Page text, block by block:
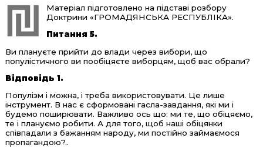
Матеріал підготовлено на підставі розбору
Доктрини «ГРОМАДЯНСЬКА РЕСПУБЛІКА».
Питання 5.
Ви плануєте прийти до влади через вибори, що
популістичного ви пообіцяєте виборцям, щоб вас обрали?
Відповідь 1.
Популізм і можна, і треба використовувати. Це лише
інструмент. В нас є сформовані гасла-завдання, які ми і
будемо поширювати. Важливо ось що: ми те, що обіцяємо,
те і плануємо робити. А для того, щоб наші обіцянки
співпадали з бажанням народу, ми постійно займаємося
пропагандою?..